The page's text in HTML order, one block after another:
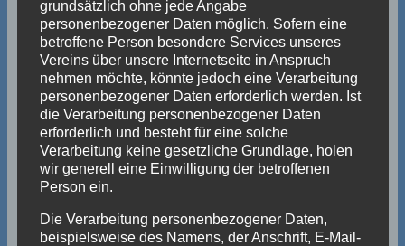
grundsätzlich ohne jede Angabe
personenbezogener Daten möglich. Sofern eine
betroffene Person besondere Services unseres
Vereins über unsere Internetseite in Anspruch
nehmen möchte, könnte jedoch eine Verarbeitung
personenbezogener Daten erforderlich werden. Ist
die Verarbeitung personenbezogener Daten
erforderlich und besteht für eine solche
Verarbeitung keine gesetzliche Grundlage, holen
wir generell eine Einwilligung der betroffenen
Person ein.
Die Verarbeitung personenbezogener Daten,
beispielsweise des Namens, der Anschrift, E-Mail-